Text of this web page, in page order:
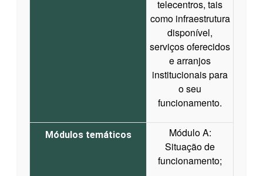
telecentros, tais
como infraestrutura
disponível,
serviços oferecidos
e arranjos
institucionais para
o seu
funcionamento.
Módulos temáticos
Módulo A:
Situação de
funcionamento;